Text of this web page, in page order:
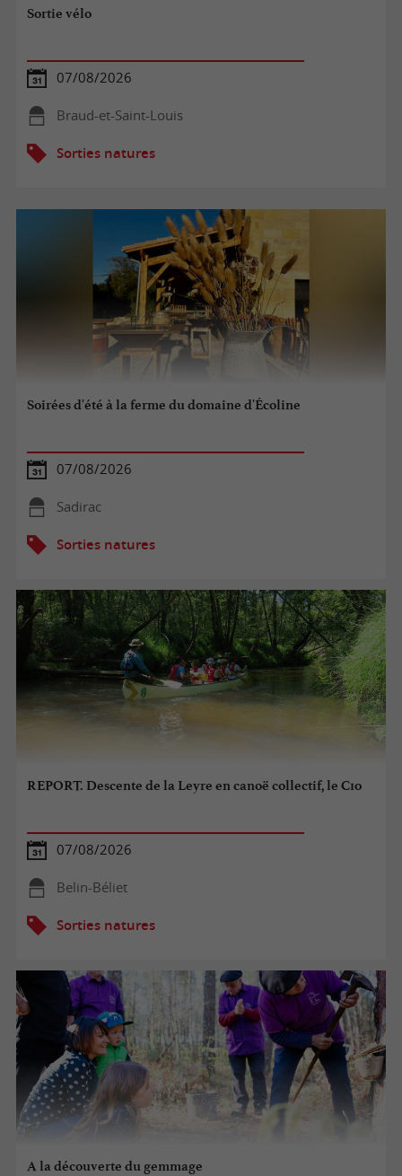
Sortie vélo
07/08/2026
Braud-et-Saint-Louis
Sorties natures
Soirées d'été à la ferme du domaine d'Écoline
07/08/2026
Sadirac
Sorties natures
REPORT. Descente de la Leyre en canoë collectif, le C10
07/08/2026
Belin-Béliet
Sorties natures
A la découverte du gemmage